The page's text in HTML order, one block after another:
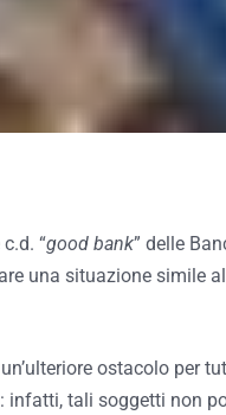
“good bank” delle
una situazione simile
ostacolo per
infatti, tali soggetti non